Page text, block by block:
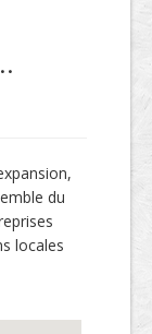
du
locales